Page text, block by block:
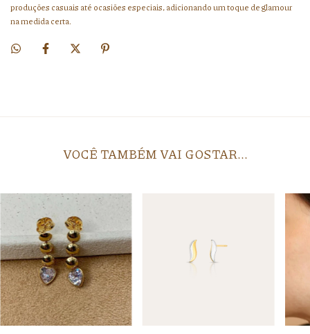
produções casuais até ocasiões especiais, adicionando um toque de glamour
na medida certa.
VOCÊ TAMBÉM VAI GOSTAR...